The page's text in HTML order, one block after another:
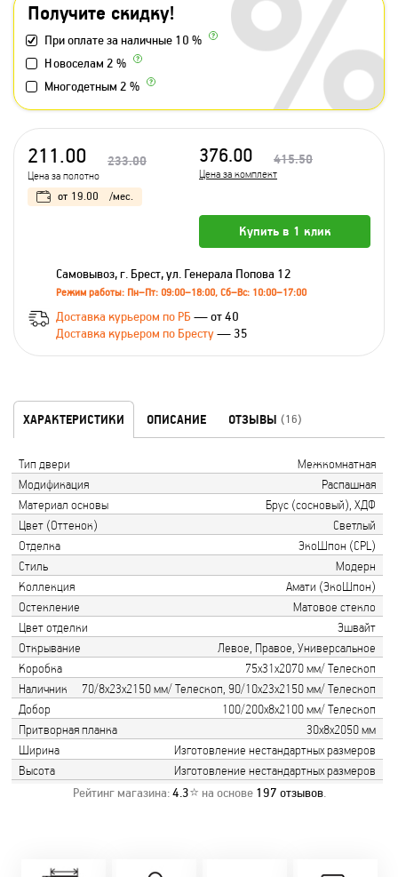
Получите скидку!
При оплате за наличные 10 %
Новоселам 2 %
Многодетным 2 %
211.00 233.00
Цена за полотно
376.00 415.50
Цена за комплект
от 19.00 /мес.
Купить в 1 клик
Самовывоз, г. Брест, ул. Генерала Попова 12
Режим работы: Пн–Пт: 09:00–18:00, Сб–Вс: 10:00–17:00
Доставка курьером по РБ — от 40
Доставка курьером по Бресту— 35
ХАРАКТЕРИСТИКИ ОПИСАНИЕ ОТЗЫВЫ (16)
Тип двери
Межкомнатная
Модификация
Распашная
Материал основы
Брус (сосновый), ХДФ
Цвет (Оттенок)
Светлый
Отделка
ЭкоШпон (CPL)
Стиль
Модерн
Коллекция
Амати (ЭкоШпон)
Остекление
Матовое стекло
Цвет отделки
Эшвайт
Открывание
Левое, Правое, Универсальное
Коробка
75х31х2070 мм/ Телескоп
Наличник
70/8х23х2150 мм/ Телескоп, 90/10х23х2150 мм/ Телескоп
Добор
100/200х8х2100 мм/ Телескоп
Притворная планка
30х8х2050 мм
Ширина
Изготовление нестандартных размеров
Высота
Изготовление нестандартных размеров
Рейтинг магазина:4.3⭐ на основе 197 отзывов.
Замер бесплатно!